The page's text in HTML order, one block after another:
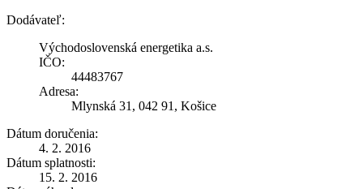
Dodávateľ:
Východoslovenská energetika a.s.
IČO:
44483767
Adresa:
Mlynská 31, 042 91, Košice
Dátum doručenia:
4. 2. 2016
Dátum splatnosti:
15. 2. 2016